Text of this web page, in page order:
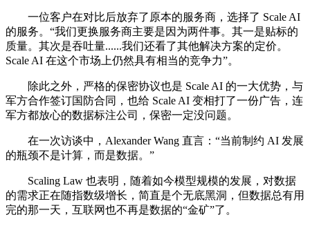
一位客户在对比后放弃了原本的服务商，选择了 Scale AI
的服务。“我们更换服务商主要是因为两件事。其一是贴标的
质量。其次是吞吐量......我们还看了其他解决方案的定价。
Scale AI 在这个市场上仍然具有相当的竞争力”。
除此之外，严格的保密协议也是 Scale AI 的一大优势，与
军方合作签订国防合同，也给 Scale AI 变相打了一份广告，连
军方都放心的数据标注公司，保密一定没问题。
在一次访谈中，Alexander Wang 直言：“当前制约 AI 发展
的瓶颈不是计算，而是数据。”
Scaling Law 也表明，随着如今模型规模的发展，对数据
的需求正在随指数级增长，简直是个无底黑洞，但数据总有用
完的那一天，互联网也不再是数据的“金矿”了。